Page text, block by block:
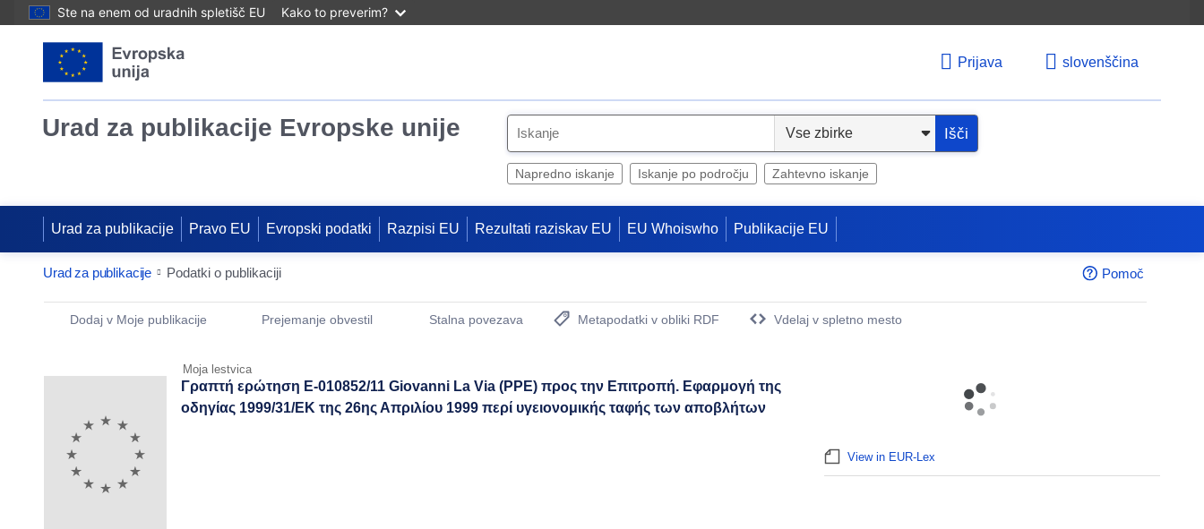
Ste na enem od uradnih spletišč EU Kako to preverim?
Prijava slovenščina
Urad za publikacije Evropske unije
e
Išči
Napredno iskanje Iskanje po področju Zahtevno iskanje
Urad za publikacije Pravo EU Evropski podatki Razpisi EU Rezultati raziskav EU EU Whoiswho Publikacije EU
Urad za publikacije Podatki o publikaciji Pomoč
Publication Detail Actions Portlet
Dodaj v Moje publikacije Prejemanje obvestil Stalna povezava
Metapodatki v obliki RDF
Vdelaj v spletno mesto
Moja lestvica
Γραπτή ερώτηση E-010852/11 Giovanni La Via (PPE) προς την Επιτροπή. Εφαρμογή της
οδηγίας 1999/31/ΕΚ της 26ης Απριλίου 1999 περί υγειονομικής ταφής των αποβλήτων
View in EUR-Lex